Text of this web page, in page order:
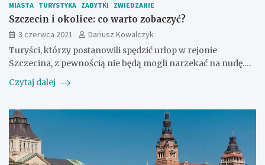
MIASTA TURYSTYKA ZABYTKI ZWIEDZANIE
Szczecin i okolice: co warto zobaczyć?
3 czerwca 2021
Dariusz Kowalczyk
Turyści, którzy postanowili spędzić urlop w rejonie
Szczecina, z pewnością nie będą mogli narzekać na nudę.…
Czytaj dalej